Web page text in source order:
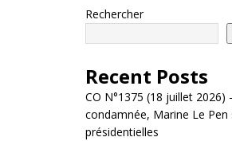
Rechercher
Recent Posts
CO N°1375 (18 juillet 2026)
condamnée, Marine Le Pen
présidentielles